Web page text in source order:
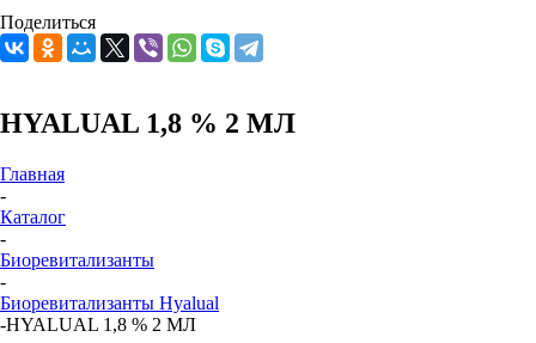
Поделиться
HYALUAL 1,8 % 2 МЛ
Главная
-
Каталог
-
Биоревитализанты
-
Биоревитализанты Hyalual
-HYALUAL 1,8 % 2 МЛ